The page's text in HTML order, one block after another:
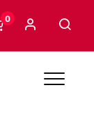
0